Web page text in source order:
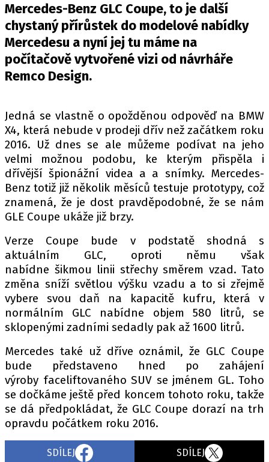
RALLY
OSTATNÍ
Z DOMOVA
ZE SVĚTA
MOTORSPORT
PIT LANE
ČEŠI V AKCI
MEZINÁRODNÍ SCÉNA
SLEDUJTE NÁS NA |
Máte příběh, fotku nebo video?
ETICKÝ KODEX
KONTAKT
VYDAVATEL
OSOBNÍ ÚDAJE / COOKIES
Mercedes-Benz GLC Coupe, to je další
chystaný přírůstek do modelové nabídky
Mercedesu a nyní jej tu máme na
počítačově vytvořené vizi od návrháře
Remco Design.
Jedná se vlastně o opožděnou odpověď na BMW
X4, která nebude v prodeji dřív než začátkem roku
2016. Už dnes se ale můžeme podívat na jeho
velmi možnou podobu, ke kterým přispěla i
dřívější špionážní videa a a snímky. Mercedes-
Benz totiž již několik měsíců testuje prototypy, což
znamená, že je dost pravděpodobné, že se nám
GLE Coupe ukáže již brzy.
Verze Coupe bude v podstatě shodná s
aktuálním GLC, oproti němu však
nabídne šikmou linii střechy směrem vzad. Tato
změna sníží světlou výšku vzadu a to si zřejmě
vybere svou daň na kapacitě kufru, která v
normálním GLC nabídne objem 580 litrů, se
sklopenými zadními sedadly pak až 1600 litrů.
Mercedes také už dříve oznámil, že GLC Coupe
bude představeno hned po zahájení
výroby faceliftovaného SUV se jménem GL. Toho
se dočkáme ještě před koncem tohoto roku, takže
se dá předpokládat, že GLC Coupe dorazí na trh
opravdu počátkem roku 2016.
SDÍLEJ SDÍLEJ